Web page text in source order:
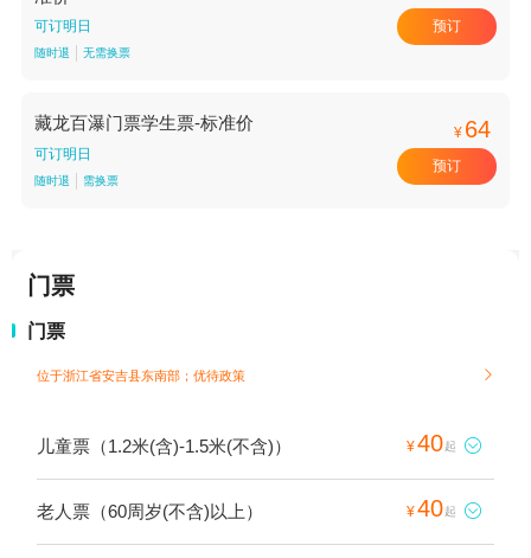
可订明日
随时退 无需换票
预订
藏龙百瀑门票学生票-标准价
可订明日
随时退 需换票
¥ 64
预订
门票
门票
位于浙江省安吉县东南部； 优待政策 
儿童票（1.2米(含)-1.5米(不含)） ¥40起 
老人票（60周岁(不含)以上） ¥40起 